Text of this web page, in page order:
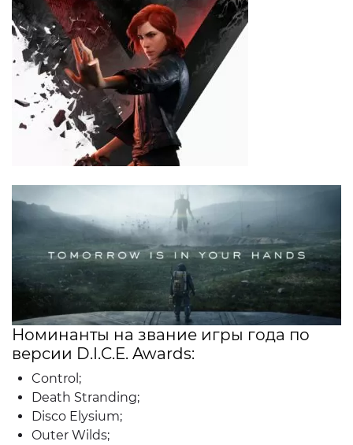
Номинанты на звание игры года по
версии D.I.C.E. Awards:
Control;
Death Stranding;
Disco Elysium;
Outer Wilds;